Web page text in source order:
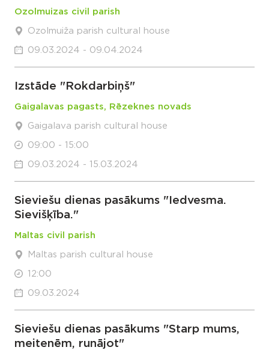
Ozolmuizas civil parish
Ozolmuiža parish cultural house
09.03.2024 - 09.04.2024
Izstāde "Rokdarbiņš"
Gaigalavas pagasts, Rēzeknes novads
Gaigalava parish cultural house
09:00 - 15:00
09.03.2024 - 15.03.2024
Sieviešu dienas pasākums "Iedvesma.
Sievišķība."
Maltas civil parish
Maltas parish cultural house
12:00
09.03.2024
Sieviešu dienas pasākums "Starp mums,
meitenēm, runājot"